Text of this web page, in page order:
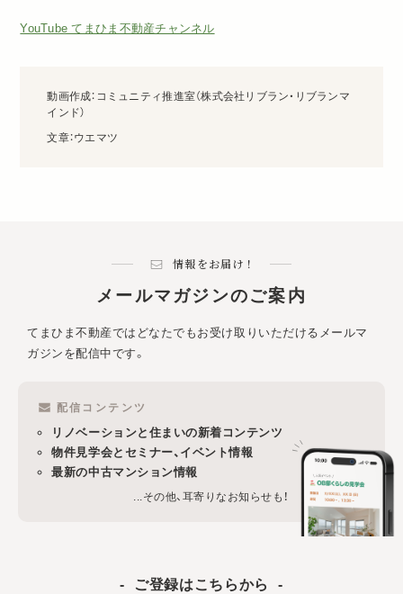
YouTube てまひま不動産チャンネル
動画作成：コミュニティ推進室（株式会社リブラン・リブランマ
インド）
文章：ウエマツ
情報をお届け！
メールマガジンのご案内
てまひま不動産ではどなたでもお受け取りいただけるメールマ
ガジンを配信中です。
配信コンテンツ
リノベーションと住まいの新着コンテンツ
物件見学会とセミナー、イベント情報
最新の中古マンション情報
...その他、耳寄りなお知らせも！
ご登録はこちらから